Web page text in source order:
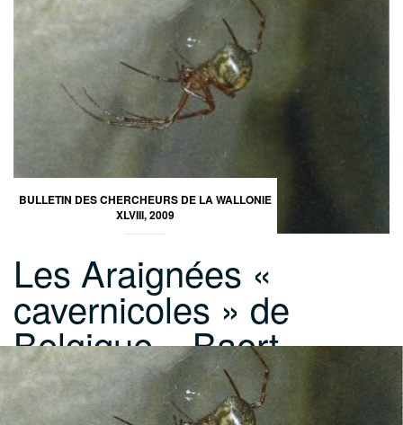
BULLETIN DES CHERCHEURS DE LA WALLONIE
XLVIII, 2009
Les Araignées «
cavernicoles » de
Belgique – Baert…